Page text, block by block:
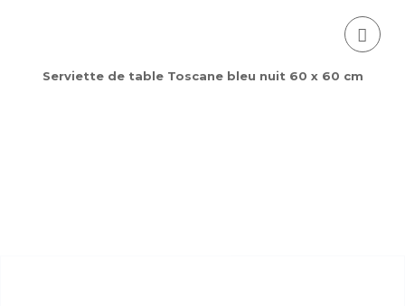
Serviette de table Toscane bleu nuit 60 x 60 cm